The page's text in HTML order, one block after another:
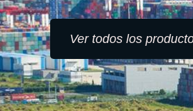
Ver todos los